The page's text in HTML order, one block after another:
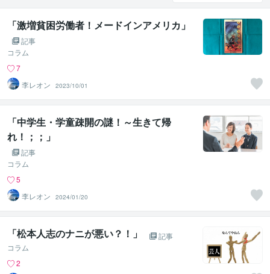
「激増貧困労働者！メードインアメリカ」
記事
コラム
7
李レオン
2023/10/01
「中学生・学童疎開の謎！～生きて帰
れ！；；」
記事
コラム
5
李レオン
2024/01/20
「松本人志のナニが悪い？！」
記事
コラム
2